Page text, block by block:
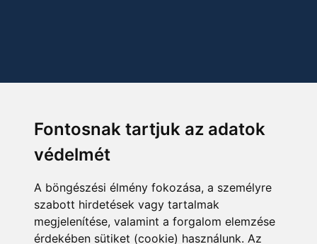
Fontosnak tartjuk az adatok
védelmét
A böngészési élmény fokozása, a személyre
szabott hirdetések vagy tartalmak
megjelenítése, valamint a forgalom elemzése
érdekében sütiket (cookie) használunk. Az